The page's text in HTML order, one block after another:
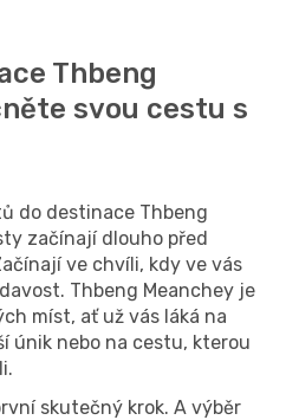
Thbeng
svou cestu s
do destinace Thbeng
začínají dlouho před
ve chvíli, kdy ve vás
Thbeng Meanchey je
míst, ať už vás láká na
únik nebo na cestu, kterou
skutečný krok. A výběr